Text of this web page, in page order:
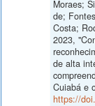
Moraes;
de;
Costa;
2023,
de alta
Cuiabá e
https://